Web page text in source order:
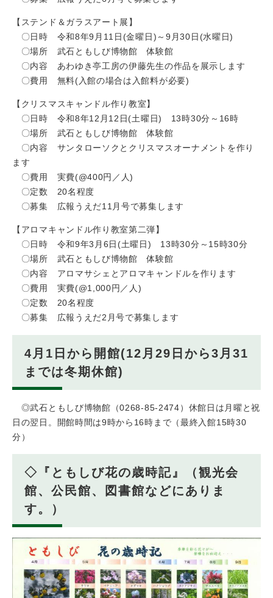
【ステンド＆ガラスアート展】
〇日時 令和8年9月11日(金曜日)～9月30日(水曜日)
〇場所 武石ともしび博物館 体験館
〇内容 あわゆき亭工房の伊藤先生の作品を展示します
〇費用 無料(入館の場合は入館料が必要)
【クリスマスキャンドル作り教室】
〇日時 令和8年12月12日(土曜日) 13時30分～16時
〇場所 武石ともしび博物館 体験館
〇内容 サンタローソクとクリスマスオーナメントを作り
ます
〇費用 実費(@400円／人)
〇定数 20名程度
〇募集 広報うえだ11月号で募集します
【アロマキャンドル作り教室第二弾】
〇日時 令和9年3月6日(土曜日) 13時30分～15時30分
〇場所 武石ともしび博物館 体験館
〇内容 アロマサシェとアロマキャンドルを作ります
〇費用 実費(@1,000円／人)
〇定数 20名程度
〇募集 広報うえだ2月号で募集します
4月1日から開館(​12月29日から3月31
までは冬期休館)
◎武石ともしび博物館（0268-85-2474）休館日は月曜と祝
日の翌日。開館時間は9時から16時まで（最終入館15時30
分）
◇『ともしび花の歳時記』（観光会
館、公民館、図書館などにありま
す。）